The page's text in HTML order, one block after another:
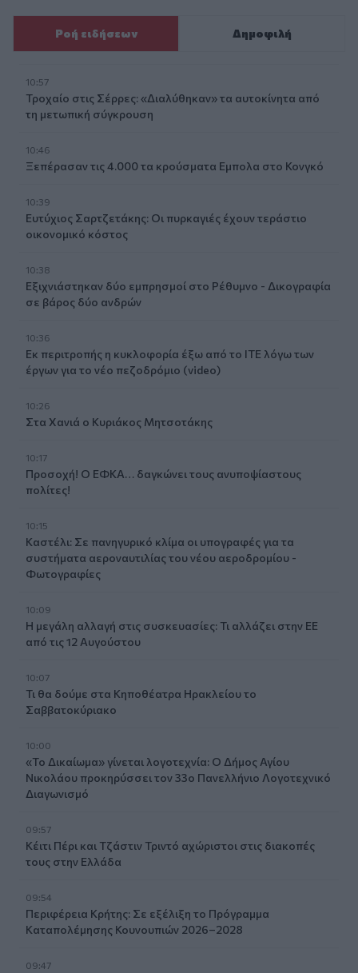
Ροή ειδήσεων Δημοφιλή
10:57
Τροχαίο στις Σέρρες: «Διαλύθηκαν» τα αυτοκίνητα από
τη μετωπική σύγκρουση
10:46
Ξεπέρασαν τις 4.000 τα κρούσματα Εμπολα στο Κονγκό
10:39
Ευτύχιος Σαρτζετάκης: Οι πυρκαγιές έχουν τεράστιο
οικονομικό κόστος
10:38
Εξιχνιάστηκαν δύο εμπρησμοί στο Ρέθυμνο - Δικογραφία
σε βάρος δύο ανδρών
10:36
Εκ περιτροπής η κυκλοφορία έξω από το ΙΤΕ λόγω των
έργων για το νέο πεζοδρόμιο (video)
10:26
Στα Χανιά ο Κυριάκος Μητσοτάκης
10:17
Προσοχή! Ο ΕΦΚΑ… δαγκώνει τους ανυποψίαστους
πολίτες!
10:15
Καστέλι: Σε πανηγυρικό κλίμα οι υπογραφές για τα
συστήματα αεροναυτιλίας του νέου αεροδρομίου -
Φωτογραφίες
10:09
Η μεγάλη αλλαγή στις συσκευασίες: Τι αλλάζει στην ΕΕ
από τις 12 Αυγούστου
10:07
Τι θα δούμε στα Κηποθέατρα Ηρακλείου το
Σαββατοκύριακο
10:00
«Το Δικαίωμα» γίνεται λογοτεχνία: Ο Δήμος Αγίου
Νικολάου προκηρύσσει τον 33ο Πανελλήνιο Λογοτεχνικό
Διαγωνισμό
09:57
Κέιτι Πέρι και Τζάστιν Τριντό αχώριστοι στις διακοπές
τους στην Ελλάδα
09:54
Περιφέρεια Κρήτης: Σε εξέλιξη το Πρόγραμμα
Καταπολέμησης Κουνουπιών 2026–2028
09:47